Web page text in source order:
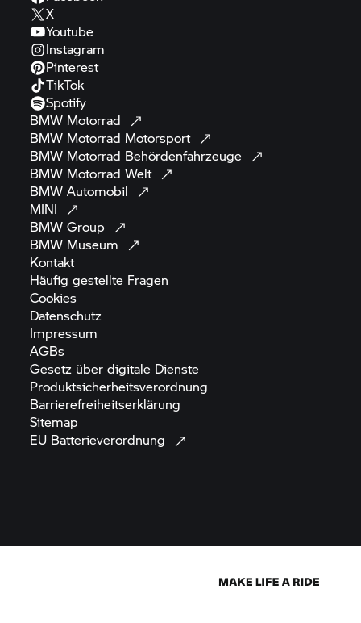
X
Youtube
Instagram
Pinterest
TikTok
Spotify
BMW Motorrad
BMW Motorrad Motorsport
BMW Motorrad Behördenfahrzeuge
BMW Motorrad Welt
BMWAutomobil
MINI
BMWGroup
BMW Museum
Kontakt
Häufig gestellte Fragen
Cookies
Datenschutz
Impressum
AGBs
Gesetz über digitale Dienste
Produktsicherheitsverordnung
Barrierefreiheitserklärung
Sitemap
EU Batterieverordnung